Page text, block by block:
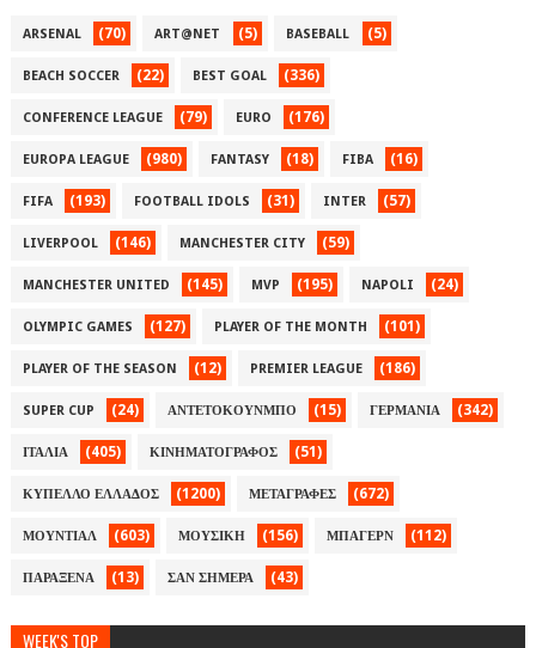
ARSENAL (70) ART@NET (5) BASEBALL (5)
BEACH SOCCER (22) BEST GOAL (336)
CONFERENCE LEAGUE (79) EURO (176)
EUROPA LEAGUE (980) FANTASY (18) FIBA (16)
FIFA (193) FOOTBALL IDOLS (31) INTER (57)
LIVERPOOL (146) MANCHESTER CITY (59)
MANCHESTER UNITED (145) MVP (195) NAPOLI (24)
OLYMPIC GAMES (127) PLAYER OF THE MONTH (101)
PLAYER OF THE SEASON (12) PREMIER LEAGUE (186)
SUPER CUP (24) ΑΝΤΕΤΟΚΟΥΝΜΠΟ (15) ΓΕΡΜΑΝΙΑ (342)
ΙΤΑΛΙΑ (405) ΚΙΝΗΜΑΤΟΓΡΑΦΟΣ (51)
ΚΥΠΕΛΛΟ ΕΛΛΑΔΟΣ (1200) ΜΕΤΑΓΡΑΦΕΣ (672)
ΜΟΥΝΤΙΑΛ (603) ΜΟΥΣΙΚΗ (156) ΜΠΑΓΕΡΝ (112)
ΠΑΡΑΞΕΝΑ (13) ΣΑΝ ΣΗΜΕΡΑ (43)
WEEK'S TOP